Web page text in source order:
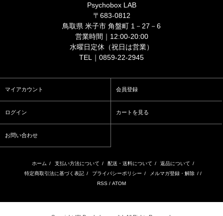
Psychobox LAB
〒683-0812
鳥取県 米子市 角盤町 1－27－6
営業時間｜12:00-20:00
水曜日定休（祝日は営業）
TEL｜0859-22-2945
マイアカウント 会員登録
ログイン カートを見る
お問い合わせ
ホーム / 支払い方法について / 配送・送料について / 返品について /
特定商取引法に基づく表記 / プライバシーポリシー / メルマガ登録・解除 / /
RSS / ATOM